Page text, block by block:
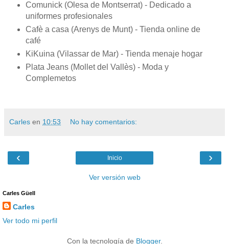
Comunick (Olesa de Montserrat) - Dedicado a
uniformes profesionales
Cafè a casa (Arenys de Munt) - Tienda online de
café
KiKuina (Vilassar de Mar) - Tienda menaje hogar
Plata Jeans (Mollet del Vallès) - Moda y
Complemetos
Carles en 10:53 No hay comentarios:
‹ ›
Inicio
Ver versión web
Carles Güell
Carles
Ver todo mi perfil
Con la tecnología de Blogger.